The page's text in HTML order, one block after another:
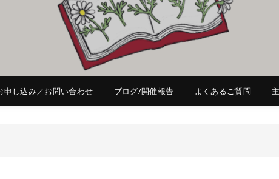
申し込み／お問い合わせ ブログ/開催報告 よくあるご質問